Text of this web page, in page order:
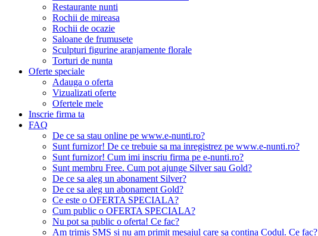
Restaurante nunti
Rochii de mireasa
Rochii de ocazie
Saloane de frumusete
Sculpturi figurine aranjamente florale
Torturi de nunta
Oferte speciale
Adauga o oferta
Vizualizati oferte
Ofertele mele
Inscrie firma ta
FAQ
De ce sa stau online pe www.e-nunti.ro?
Sunt furnizor! De ce trebuie sa ma inregistrez pe www.e-nunti.ro?
Sunt furnizor! Cum imi inscriu firma pe e-nunti.ro?
Sunt membru Free. Cum pot ajunge Silver sau Gold?
De ce sa aleg un abonament Silver?
De ce sa aleg un abonament Gold?
Ce este o OFERTA SPECIALA?
Cum public o OFERTA SPECIALA?
Nu pot sa public o oferta! Ce fac?
Am trimis SMS si nu am primit mesajul care sa contina Codul. Ce fac?